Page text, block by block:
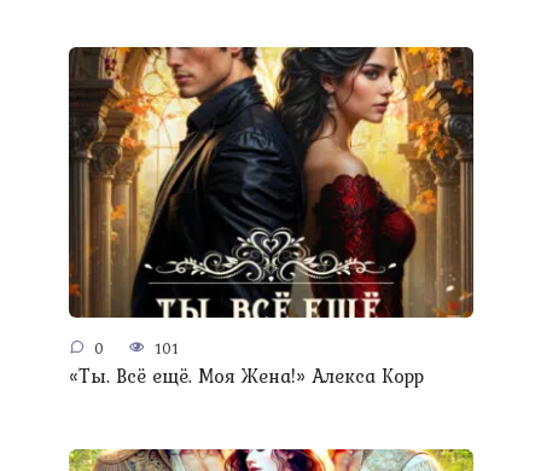
0 101
«Ты. Всё ещё. Моя Жена!» Алекса Корр